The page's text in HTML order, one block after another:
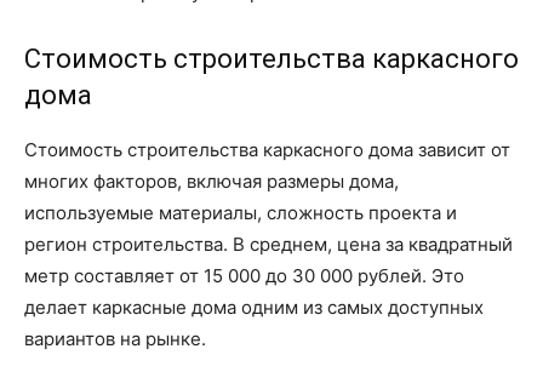
Стоимость строительства каркасного
дома
Стоимость строительства каркасного дома зависит от
многих факторов, включая размеры дома,
используемые материалы, сложность проекта и
регион строительства. В среднем, цена за квадратный
метр составляет от 15 000 до 30 000 рублей. Это
делает каркасные дома одним из самых доступных
вариантов на рынке.